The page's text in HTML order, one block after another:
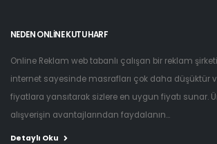
NEDEN ONLINE KUTU HARF
Online Reklam web tabanlı çalışan bir reklam
internet sayesinde masrafları çok daha düşüktür
fiyatlara yansıtarak sizlere en uygun fiyatı sunar.
alışverişin avantajlarından faydalanın...
Detaylı Oku